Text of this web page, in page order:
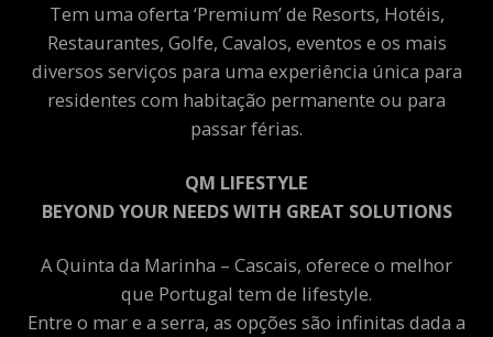
Tem uma oferta ‘Premium’ de Resorts, Hotéis,
Restaurantes, Golfe, Cavalos, eventos e os mais
diversos serviços para uma experiência única para
residentes com habitação permanente ou para
passar férias.
QM LIFESTYLE
BEYOND YOUR NEEDS WITH GREAT SOLUTIONS
A Quinta da Marinha – Cascais, oferece o melhor
que Portugal tem de lifestyle.
Entre o mar e a serra, as opções são infinitas dada a